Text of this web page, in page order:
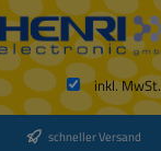
inkl. MwSt.
schneller Versand